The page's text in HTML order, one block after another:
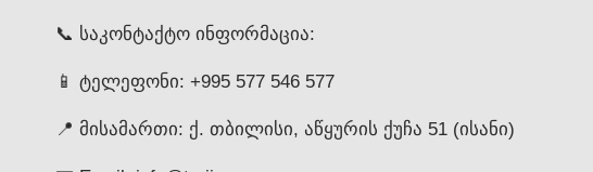
📞 საკონტაქტო ინფორმაცია:
📱 ტელეფონი: +995 577 546 577
📍 მისამართი: ქ. თბილისი, აწყურის ქუჩა 51 (ისანი)